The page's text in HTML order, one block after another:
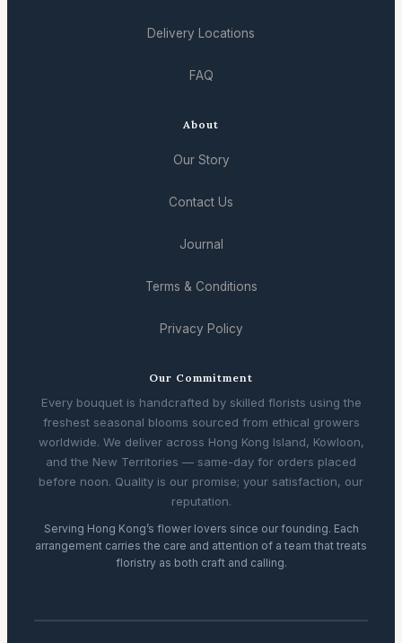
Delivery Locations
FAQ
About
Our Story
Contact Us
Journal
Terms & Conditions
Privacy Policy
Our Commitment
Every bouquet is handcrafted by skilled florists using the
freshest seasonal blooms sourced from ethical growers
worldwide. We deliver across Hong Kong Island, Kowloon,
and the New Territories — same-day for orders placed
before noon. Quality is our promise; your satisfaction, our
reputation.
Serving Hong Kong’s flower lovers since our founding. Each
arrangement carries the care and attention of a team that treats
floristry as both craft and calling.